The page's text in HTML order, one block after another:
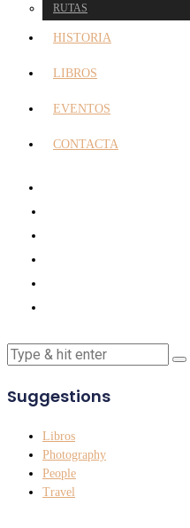
RUTAS
HISTORIA
LIBROS
EVENTOS
CONTACTA
Suggestions
Libros
Photography
People
Travel